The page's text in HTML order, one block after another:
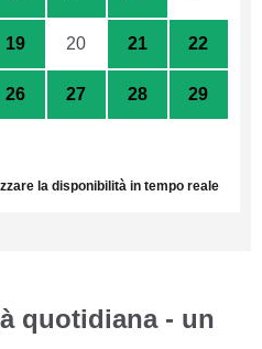
19 20 21 22
26 27 28 29
la disponibilità in tempo reale
quotidiana - un